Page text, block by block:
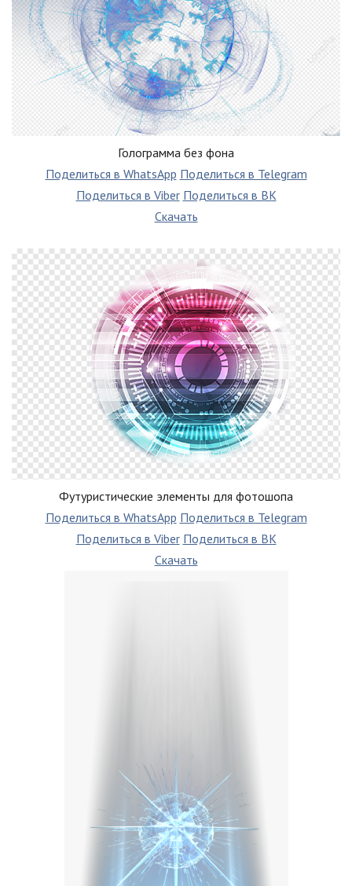
Голограмма без фона
Поделиться в WhatsApp Поделиться в Telegram
Поделиться в Viber Поделиться в ВК
Скачать
Футуристические элементы для фотошопа
Поделиться в WhatsApp Поделиться в Telegram
Поделиться в Viber Поделиться в ВК
Скачать